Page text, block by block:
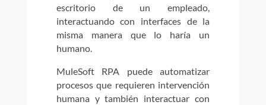
escritorio de un empleado,
interactuando con interfaces de la
misma manera que lo haría un
humano.
MuleSoft RPA puede automatizar
procesos que requieren intervención
humana y también interactuar con